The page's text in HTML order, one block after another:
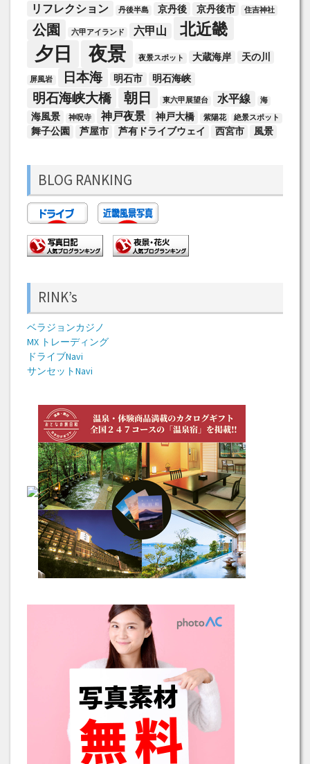
リフレクション 丹後半島 京丹後 京丹後市 住吉神社
公園 六甲アイランド 六甲山 北近畿
夕日 夜景 夜景スポット 大蔵海岸 天の川
屏風岩 日本海 明石市 明石海峡
明石海峡大橋 朝日 東六甲展望台 水平線 海
海風景 神呪寺 神戸夜景 神戸大橋 紫陽花 絶景スポット
舞子公園 芦屋市 芦有ドライブウェイ 西宮市 風景
BLOG RANKING
RINK’s
ベラジョンカジノ
MX トレーディング
ドライブNavi
サンセットNavi